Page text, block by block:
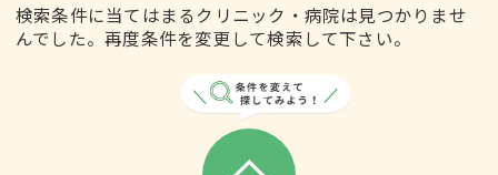
検索条件に当てはまるクリニック・病院は見つかりませ
んでした。再度条件を変更して検索して下さい。